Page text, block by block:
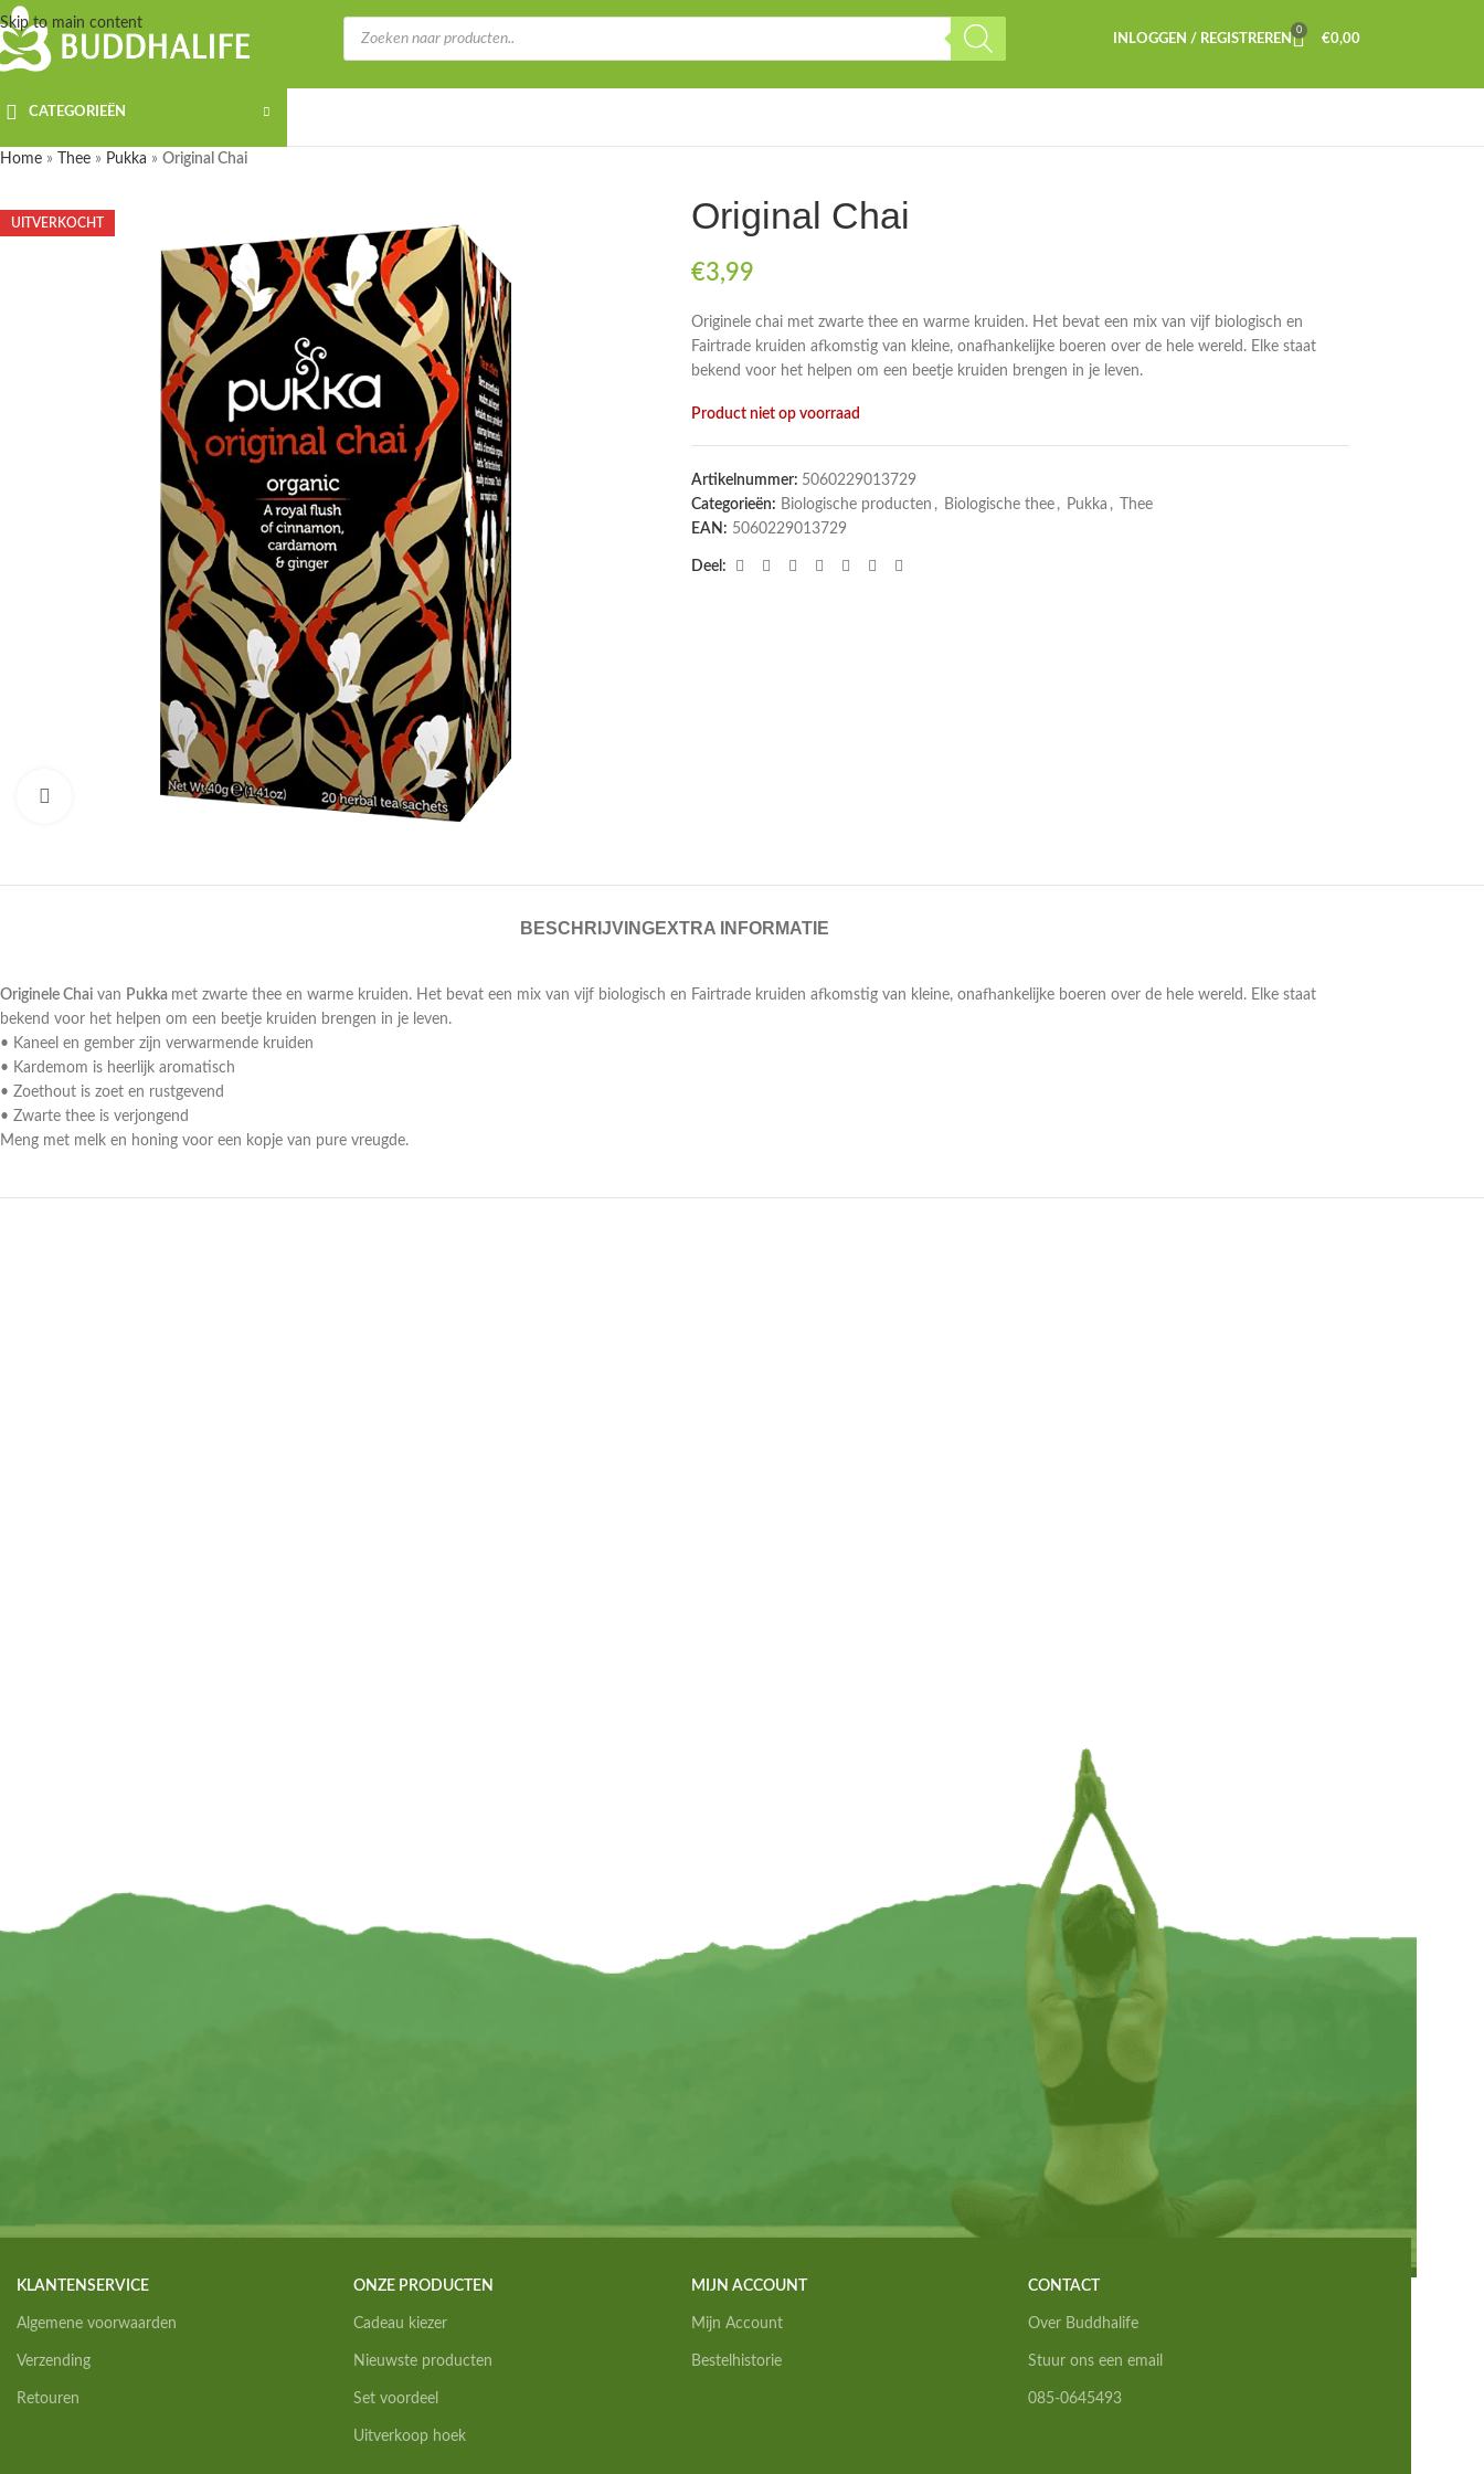
Skip to main content
INLOGGEN / REGISTREREN
0
€0,00
CATEGORIEËN
Home » Thee » Pukka » Original Chai
UITVERKOCHT
Druk om te vergroten
Original Chai
€3,99
Originele chai met zwarte thee en warme kruiden. Het bevat een mix van vijf biologisch en
Fairtrade kruiden afkomstig van kleine, onafhankelijke boeren over de hele wereld. Elke staat
bekend voor het helpen om een beetje kruiden brengen in je leven.
Product niet op voorraad
Artikelnummer: 5060229013729
Categorieën: Biologische producten , Biologische thee , Pukka ,
Thee
EAN: 5060229013729
Deel:
BESCHRIJVINGEXTRA INFORMATIE
Originele Chai van Pukka met zwarte thee en warme kruiden. Het bevat een mix van vijf biologisch en Fairtrade kruiden afkomstig van kleine, onafhankelijke boeren over de hele wereld. Elke staat
bekend voor het helpen om een beetje kruiden brengen in je leven.
• Kaneel en gember zijn verwarmende kruiden
• Kardemom is heerlijk aromatisch
• Zoethout is zoet en rustgevend
• Zwarte thee is verjongend
Meng met melk en honing voor een kopje van pure vreugde.
KLANTENSERVICE
Algemene voorwaarden
Verzending
Retouren
ONZE PRODUCTEN
Cadeau kiezer
Nieuwste producten
Set voordeel
Uitverkoop hoek
MIJN ACCOUNT
Mijn Account
Bestelhistorie
CONTACT
Over Buddhalife
Stuur ons een email
085-0645493